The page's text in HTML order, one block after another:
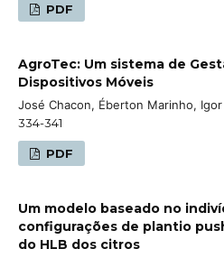
PDF
AgroTec: Um sistema de
Dispositivos Móveis
José Chacon, Éberton Marinho,
334-341
PDF
Um modelo baseado no
configurações de plantio
do HLB dos citros